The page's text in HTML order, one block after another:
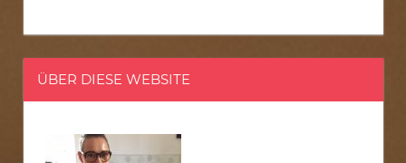
ÜBER DIESE WEBSITE